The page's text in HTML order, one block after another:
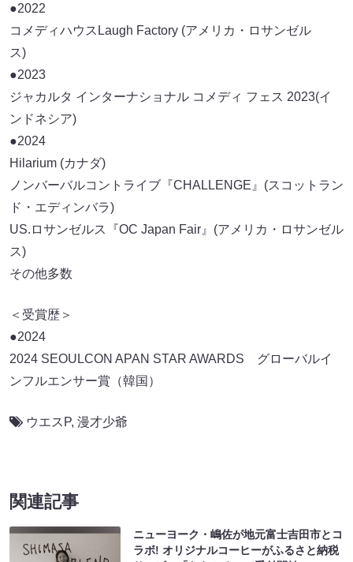
●2022
コメディハウスLaugh Factory (アメリカ・ロサンゼル
ス)
●2023
ジャカルタ インターナショナル コメディ フェス 2023(イ
ンドネシア)
●2024
Hilarium (カナダ)
ノンバーバルコントライブ『CHALLENGE』(スコットラン
ド・エディンバラ)
US.ロサンゼルス『OC Japan Fair』(アメリカ・ロサンゼル
ス)
その他多数
＜受賞歴＞
●2024
2024 SEOULCON APAN STAR AWARDS グローバルイ
ンフルエンサー賞（韓国）
ウエスP, 漫才少爺
関連記事
ニューヨーク・嶋佐が地元富士吉田市とコ
ラボ! オリジナルコーヒーがふるさと納税